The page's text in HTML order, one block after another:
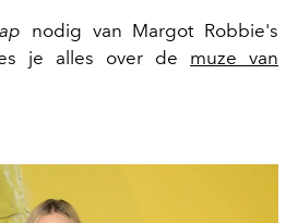
nodig van Margot Robbie's
je alles over de muze van